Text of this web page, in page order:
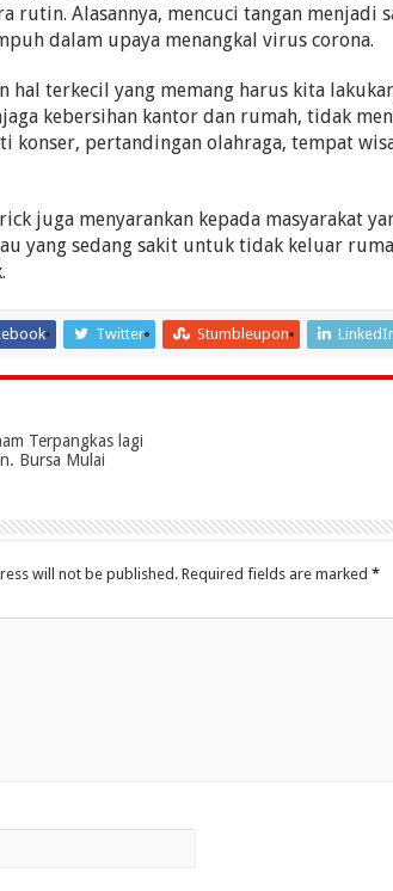
rutin. Alasannya, mencuci tangan menjadi
dalam upaya menangkal virus corona.
hal terkecil yang memang harus kita
kebersihan kantor dan rumah, ti­dak
konser, per­tandingan olah­raga, tempat
juga menyarankan kepada masyarakat
yang sedang sakit untuk tidak keluar
Twitter Stumbleupon
Terpangkas lagi
Bursa Mulai
will not be published. Required fields are marked *